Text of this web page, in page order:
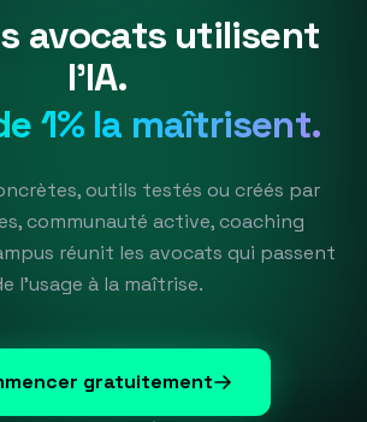
avocats utilisent
l'IA.
1% la maîtrisent.
outils testés ou créés par
communauté active, coaching
réunit les avocats qui passent
l'usage à la maîtrise.
gratuitement